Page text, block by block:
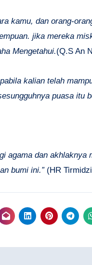
kamu, dan orang-
jika mereka
Mengetahui.(Q.S An
kalian telah
puasa itu
agama dan
bumi ini.”(HR